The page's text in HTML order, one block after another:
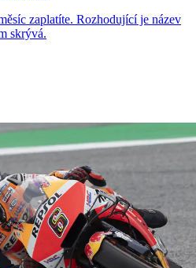
zaplatíte. Rozhodující je název
skrývá.